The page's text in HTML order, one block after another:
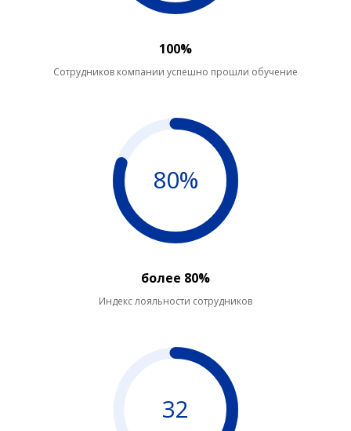
100%
Сотрудников компании успешно прошли обучение
80%
более 80%
Индекс лояльности сотрудников
32